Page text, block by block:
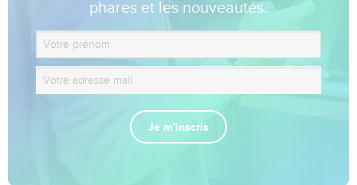
phares et les nouveautés.
Je m'inscris